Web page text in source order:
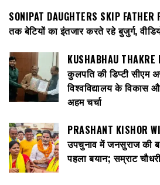
SONIPAT DAUGHTERS SKIP
तक बेटियों का इंतजार करते रहे बुजुर्ग,
KUSHABHAU
कुलपति की डिप्टी सीएम
विश्वविद्यालय के विकास
अहम चर्चा
PRASHANT KISHOR
उपचुनाव में जनसुराज की
पहला बयान; सम्राट